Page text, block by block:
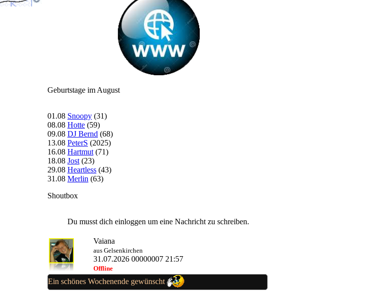
Geburtstage im August
01.08 Snoopy (31)
08.08 Hotte (59)
09.08 DJ Bernd (68)
13.08 PeterS (2025)
16.08 Hartmut (71)
18.08 Jost (23)
29.08 Heartless (43)
31.08 Merlin (63)
Shoutbox
Du musst dich einloggen um eine Nachricht zu schreiben.
Vaiana
aus Gelsenkirchen
31.07.2026 00000007 21:57
Offline
Ein schönes Wochenende gewünscht